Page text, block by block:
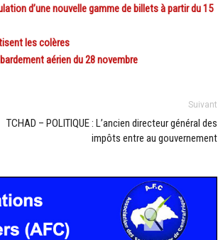
d’une nouvelle gamme de billets à partir du 15
les colères
aérien du 28 novembre
Suivant
TCHAD – POLITIQUE : L’ancien directeur général des
impôts entre au gouvernement